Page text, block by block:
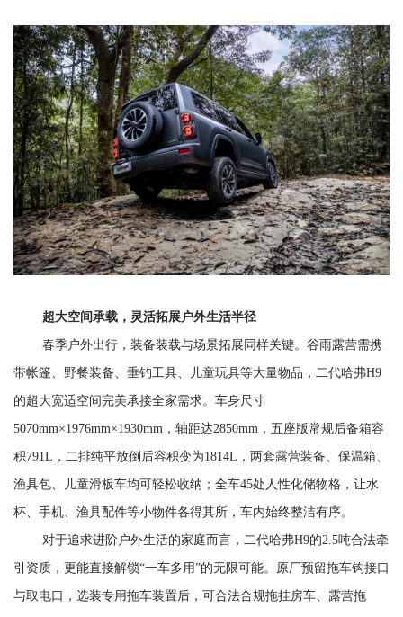
超大空间承载，灵活拓展户外生活半径
春季户外出行，装备装载与场景拓展同样关键。谷雨露营需携
带帐篷、野餐装备、垂钓工具、儿童玩具等大量物品，二代哈弗H9
的超大宽适空间完美承接全家需求。车身尺寸
5070mm×1976mm×1930mm，轴距达2850mm，五座版常规后备箱容
积791L， 二排纯平放倒后容积变为1814L ，两套露营装备、保温箱、
渔具包、儿童滑板车均可轻松收纳；全车45处人性化储物格，让水
杯、手机、渔具配件等小物件各得其所，车内始终整洁有序。
对于追求进阶户外生活的家庭而言 ， 二代哈弗H9的2.5吨合法牵
引资质， 更能直接解锁“一车多用”的无限可能。原厂预留拖车钩接口
与取电口，选装专用拖车装置后，可合法合规拖挂房车、露营拖